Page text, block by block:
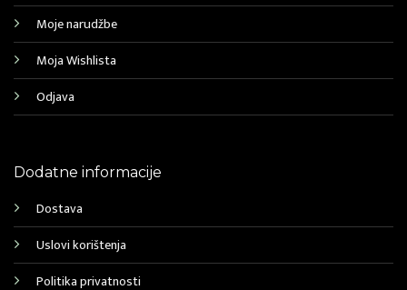
Moje narudžbe
Moja Wishlista
Odjava
Dodatne informacije
Dostava
Uslovi korištenja
Politika privatnosti